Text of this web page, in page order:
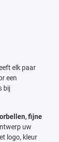
elk paar
een
bij
fijne
uw
logo, kleur